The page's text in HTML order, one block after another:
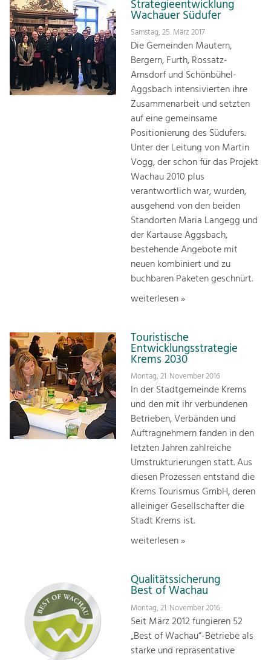
Strategieentwicklung
Wachauer Südufer
Samstag, 25. März 2017
Die Gemeinden Mautern,
Bergern, Furth, Rossatz-
Arnsdorf und Schönbühel-
Aggsbach intensivierten ihre
Zusammenarbeit und setzten
auf eine gemeinsame
Positionierung des Südufers.
Unter der Leitung von Martin
Vogg, der schon für das Projekt
Wachau 2010 plus
verantwortlich war, wurden,
ausgehend von den beiden
Standorten Maria Langegg und
der Kartause Aggsbach,
bestehende Angebote mit
neuen kombiniert und zu
buchbaren Paketen geschnürt.
weiterlesen »
Touristische
Entwicklungsstrategie
Krems 2030
Montag, 21. November 2016
In der Stadtgemeinde Krems
und den mit ihr verbundenen
Betrieben, Verbänden und
Auftragnehmern fanden in den
letzten Jahren zahlreiche
Umstrukturierungen statt. Aus
diesen Prozessen entstand die
Krems Tourismus GmbH, deren
alleiniger Gesellschafter die
Stadt Krems ist.
weiterlesen »
Qualitätssicherung
Best of Wachau
Montag, 21. November 2016
Seit März 2012 fungieren 52
„Best of Wachau“-Betriebe als
starke und repräsentative